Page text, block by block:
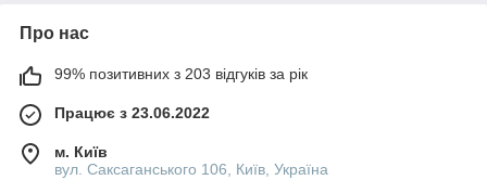
Про нас
99% позитивних з 203 відгуків за рік
Працює з 23.06.2022
м. Київ
вул. Саксаганського 106, Київ, Україна